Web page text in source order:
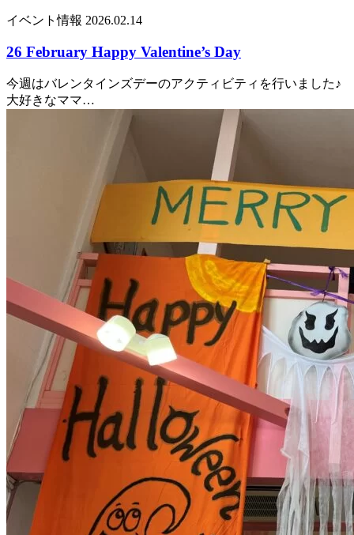
イベント情報 2026.02.14
26 February Happy Valentine’s Day
今週はバレンタインズデーのアクティビティを行いました♪
大好きなママ…